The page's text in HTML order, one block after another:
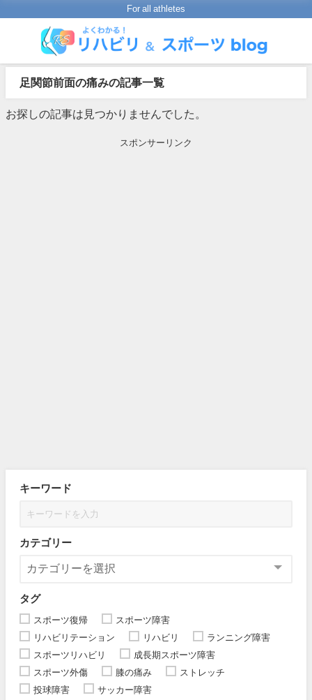
For all athletes
足関節前面の痛みの記事一覧
お探しの記事は見つかりませんでした。
スポンサーリンク
キーワード
カテゴリー
タグ
スポーツ復帰
スポーツ障害
リハビリテーション
リハビリ
ランニング障害
スポーツリハビリ
成長期スポーツ障害
スポーツ外傷
膝の痛み
ストレッチ
投球障害
サッカー障害